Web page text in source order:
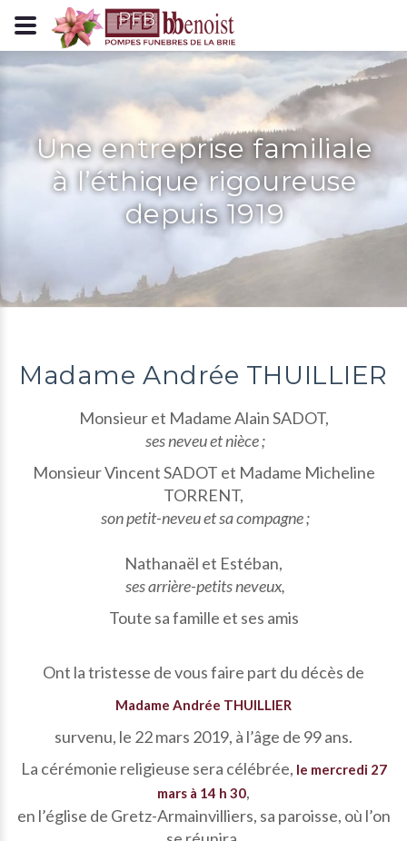
Panneau de gestion des cookies
Une entreprise familiale
à l’éthique rigoureuse
depuis 1919
Madame Andrée THUILLIER
Monsieur et Madame Alain SADOT,
ses neveu et nièce ;
Monsieur Vincent SADOT et Madame Micheline
TORRENT,
son petit-neveu et sa compagne ;
Nathanaël et Estéban,
ses arrière-petits neveux,
Toute sa famille et ses amis
Ont la tristesse de vous faire part du décès de
Madame Andrée THUILLIER
survenu, le 22 mars 2019, à l’âge de 99 ans.
La cérémonie religieuse sera célébrée, le mercredi 27
mars à 14 h 30,
en l’église de Gretz-Armainvilliers, sa paroisse, où l’on